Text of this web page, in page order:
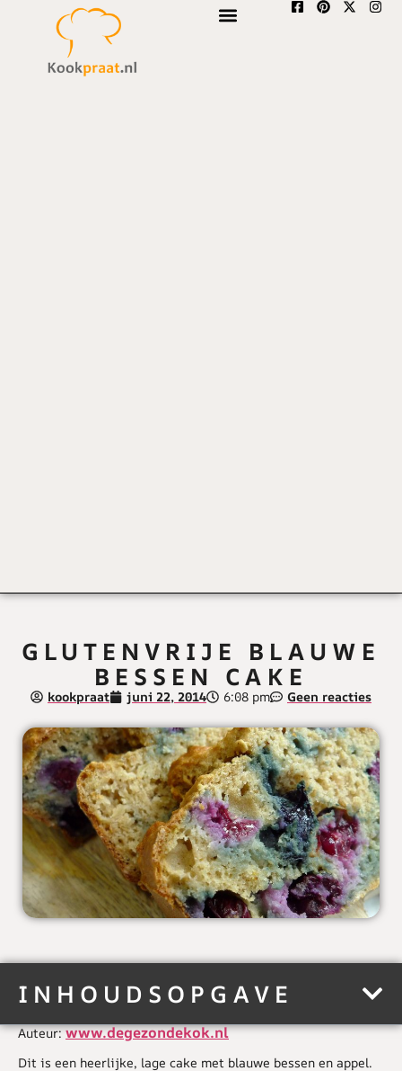
GLUTENVRIJE BLAUWE
BESSEN CAKE
kookpraat juni 22, 2014 6:08 pm Geen reacties
INHOUDSOPGAVE
Auteur:www.degezondekok.nl
Dit is een heerlijke, lage cake met blauwe bessen en appel.